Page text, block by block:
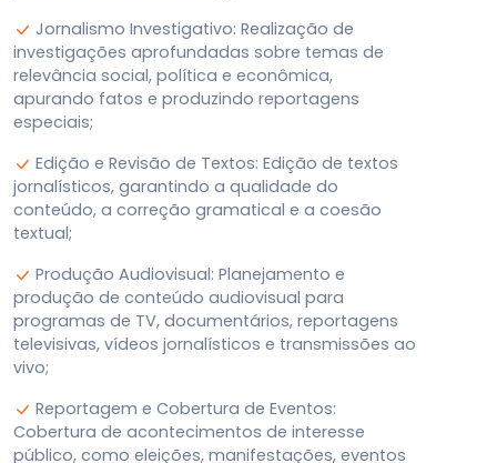
Jornalismo Investigativo: Realização de
investigações aprofundadas sobre temas de
relevância social, política e econômica,
apurando fatos e produzindo reportagens
especiais;
Edição e Revisão de Textos: Edição de textos
jornalísticos, garantindo a qualidade do
conteúdo, a correção gramatical e a coesão
textual;
Produção Audiovisual: Planejamento e
produção de conteúdo audiovisual para
programas de TV, documentários, reportagens
televisivas, vídeos jornalísticos e transmissões ao
vivo;
Reportagem e Cobertura de Eventos:
Cobertura de acontecimentos de interesse
público, como eleições, manifestações, eventos